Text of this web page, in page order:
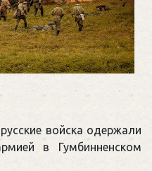
войска одержали
в Гумбинненском